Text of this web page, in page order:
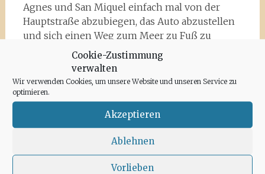
Cookie-Zustimmung
verwalten
Wir verwenden Cookies, um unsere Website und unseren Service zu
optimieren.
Akzeptieren
Ablehnen
Vorlieben
Agnes und San Miquel einfach mal von der
Hauptstraße abzubiegen, das Auto abzustellen
und sich einen Weg zum Meer zu Fuß zu
suchen. Eine Buchtentour an der Westküste
lohnt sich also immer und mit Brot, Allioli und
Getränken im Gepäck kann man es auch mal
einen Tag ohne Restaurants und Shops
Landschaft,Spots Buchten,Strand,